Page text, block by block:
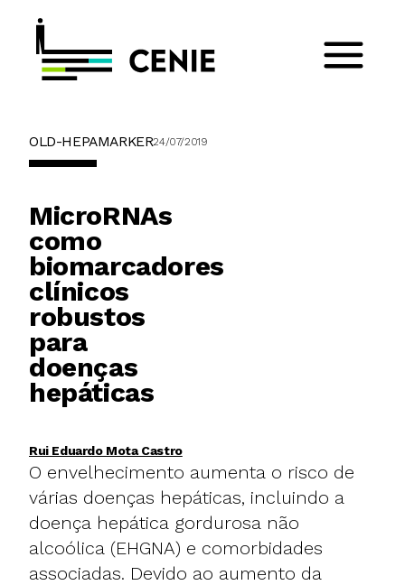
OLD-HEPAMARKER24/07/2019
MicroRNAs
como
biomarcadores
clínicos
robustos
para
doenças
hepáticas
Rui Eduardo Mota Castro
O envelhecimento aumenta o risco de
várias doenças hepáticas, incluindo a
doença hepática gordurosa não
alcoólica (EHGNA) e comorbidades
associadas. Devido ao aumento da